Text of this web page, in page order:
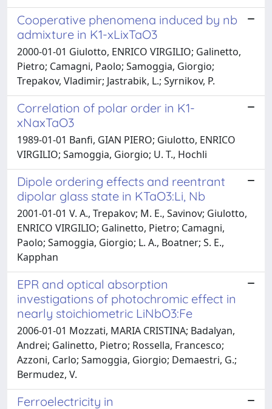
Cooperative phenomena induced by nb
admixture in K1-xLixTaO3
2000-01-01 Giulotto, ENRICO VIRGILIO; Galinetto,
Pietro; Camagni, Paolo; Samoggia, Giorgio;
Trepakov, Vladimir; Jastrabik, L.; Syrnikov, P.
Correlation of polar order in K1-
xNaxTaO3
1989-01-01 Banfi, GIAN PIERO; Giulotto, ENRICO
VIRGILIO; Samoggia, Giorgio; U. T., Hochli
Dipole ordering effects and reentrant
dipolar glass state in KTaO3:Li, Nb
2001-01-01 V. A., Trepakov; M. E., Savinov; Giulotto,
ENRICO VIRGILIO; Galinetto, Pietro; Camagni,
Paolo; Samoggia, Giorgio; L. A., Boatner; S. E.,
Kapphan
EPR and optical absorption
investigations of photochromic effect in
nearly stoichiometric LiNbO3:Fe
2006-01-01 Mozzati, MARIA CRISTINA; Badalyan,
Andrei; Galinetto, Pietro; Rossella, Francesco;
Azzoni, Carlo; Samoggia, Giorgio; Demaestri, G.;
Bermudez, V.
Ferroelectricity in